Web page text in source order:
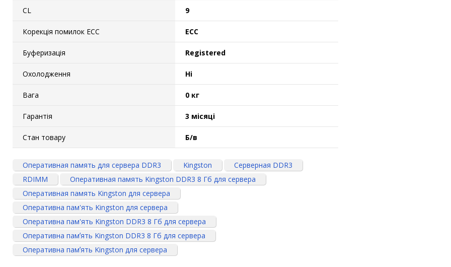
CL 9
Корекція помилок ECC ECC
Буферизація Registered
Охолодження Ні
Вага 0 кг
Гарантія 3 місяці
Стан товару Б/в
Оперативная память для сервера DDR3 Kingston
Серверная DDR3
RDIMM
Оперативная память Kingston DDR3 8 Гб для сервера
Оперативная память Kingston для сервера
Оперативна пам'ять Kingston для сервера
Оперативна пам'ять Kingston DDR3 8 Гб для сервера
Оперативна памʼять Kingston DDR3 8 Гб для сервера
Оперативна памʼять Kingston для сервера